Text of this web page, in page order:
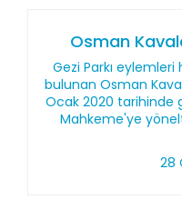
Osman
Gezi Parkı
bulunan Osman
Ocak 2020 tarihinde
Mahkeme'ye
28